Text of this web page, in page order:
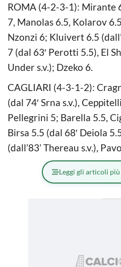
ROMA (4-2-3-1): Mirante
7, Manolas 6.5, Kolarov
Nzonzi 6; Kluivert 6.5
7 (dal 63′ Perotti 5.5), El
Under s.v.); Dzeko 6.
CAGLIARI (4-3-1-2):
(dal 74′ Srna s.v.),
Pellegrini 5; Barella 5.5,
Birsa 5.5 (dal 68′ Deiola
(dall’83’ Thereau s.v.),
Leggi gli articoli